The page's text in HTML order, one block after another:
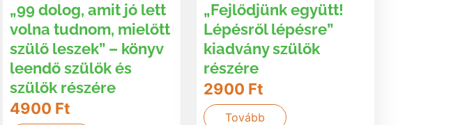
„99 dolog, amit jó lett
volna tudnom, mielőtt
szülő leszek” – könyv
leendő szülők és
szülők részére
4900 Ft
„Fejlődjünk együtt!
Lépésről lépésre”
kiadvány szülők
részére
2900 Ft
Tovább